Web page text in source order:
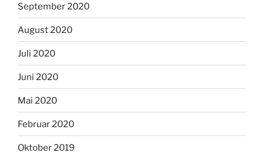
September 2020
August 2020
Juli 2020
Juni 2020
Mai 2020
Februar 2020
Oktober 2019